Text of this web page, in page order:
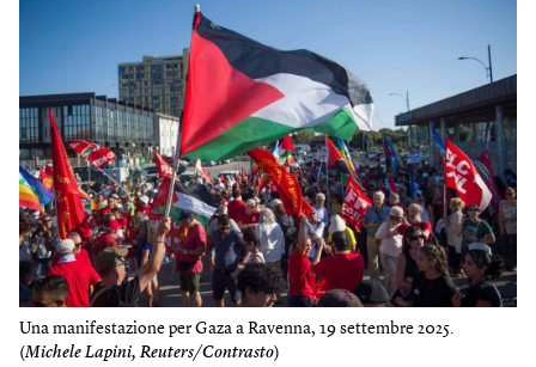
Una manifestazione per Gaza a Ravenna, 19 settembre 2025.
(Michele Lapini, Reuters/Contrasto)